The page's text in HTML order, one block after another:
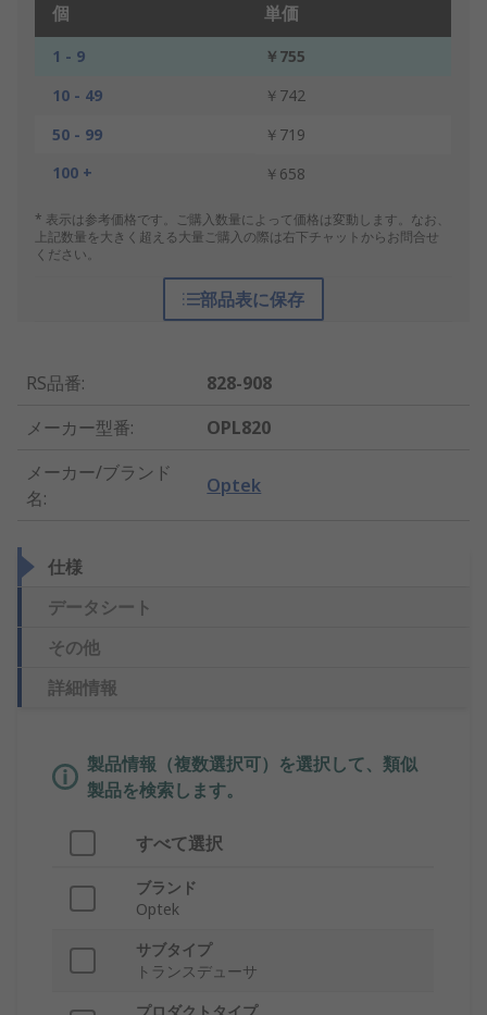
個 単価
1 - 9
￥755
10 - 49
￥742
50 - 99
￥719
100 +
￥658
* 表示は参考価格です。ご購入数量によって価格は変動します。なお、
上記数量を大きく超える大量ご購入の際は右下チャットからお問合せ
ください。
部品表に保存
RS品番:
828-908
メーカー型番:
OPL820
メーカー/ブランド
名:
Optek
仕様
データシート
その他
詳細情報
製品情報（複数選択可）を選択して、類似
製品を検索します。
すべて選択
ブランド
Optek
サブタイプ
トランスデューサ